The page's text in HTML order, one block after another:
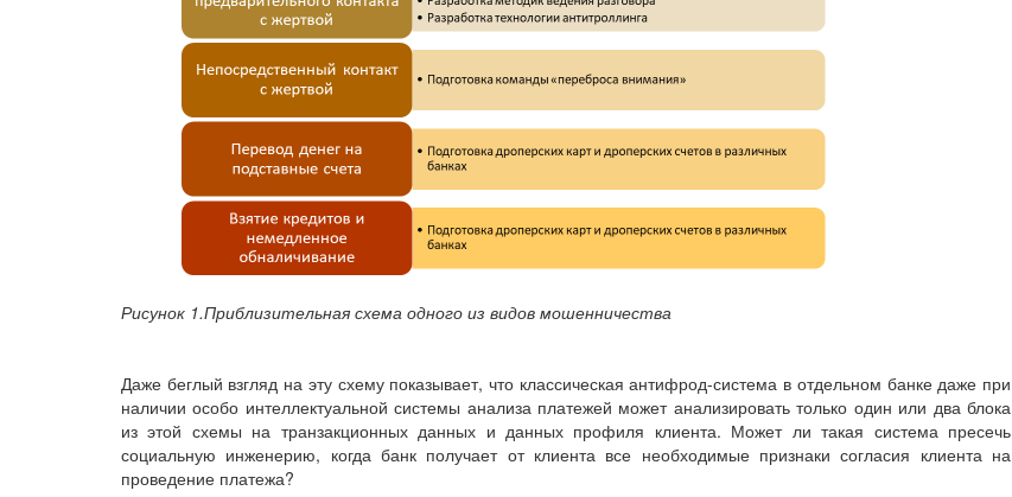
Рисунок 1.Приблизительная схема одного из видов мошенничества
Даже беглый взгляд на эту схему показывает, что классическая антифрод-система в отдельном банке даже при
наличии особо интеллектуальной системы анализа платежей может анализировать только один или два блока
из этой схемы на транзакционных данных и данных профиля клиента. Может ли такая система пресечь
социальную инженерию, когда банк получает от клиента все необходимые признаки согласия клиента на
проведение платежа?